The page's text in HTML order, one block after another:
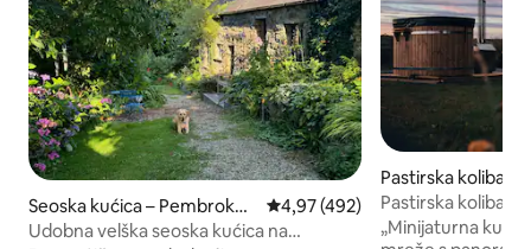
Seoska kućica – Pembrokes
hire
Prosječna ocjena: 4,97/5,
4,97 (492)
Udobna velška seoska kućica na
Pastirska koliba –
Pastirska koliba,
kada i pogled na
„Minijaturna